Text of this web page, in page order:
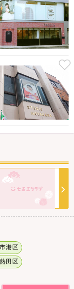
港区
田区